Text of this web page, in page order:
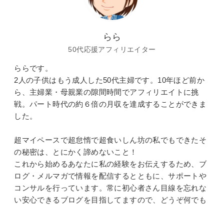
らら
50代応援アフィリエイター
ららです。
2人の子供はもう成人した50代主婦です。10年ほど前か
ら、主婦業・母親業の隙間時間でアフィリエイトに挑
戦。パート時代の約６倍の月収を達成することができま
した。
超マイペースで超怠惰で超食いしん坊の私でもできたそ
の秘密は、とにかく諦めないこと！
これから始めるあなたに私の経験をお伝えするため、ブ
ログ・メルマガで情報を配信するとともに、サポートや
コンサルを行っています。常に初心者さん目線を忘れな
い安心できるブログを目指してますので、どうぞ何でも